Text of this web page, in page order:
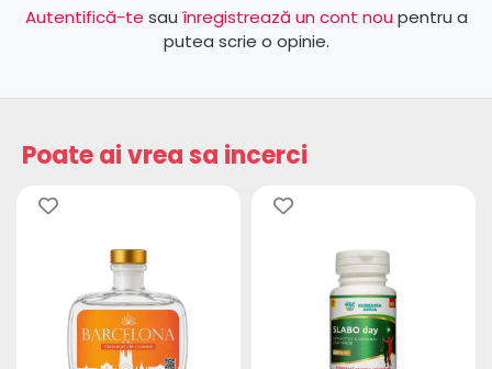
Autentifică-te sau înregistrează un cont nou pentru a
putea scrie o opinie.
Poate ai vrea sa incerci